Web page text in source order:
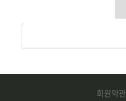
회원약관